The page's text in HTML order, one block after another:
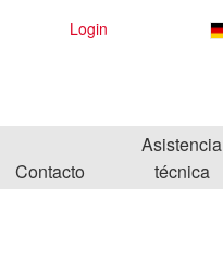
Login
Contacto
Asistencia
técnica